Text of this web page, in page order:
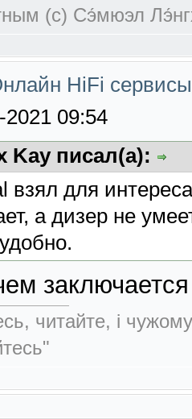
(c) Сэ́мюэл
HiFi
2021 09:54
Kay писал(а):
взял для
а дизер не
читайте, і